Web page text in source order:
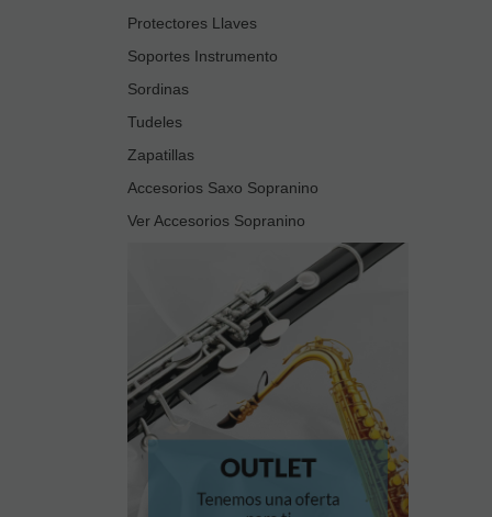
Protectores Llaves
Soportes Instrumento
Sordinas
Tudeles
Zapatillas
Accesorios Saxo Sopranino
Ver Accesorios Sopranino